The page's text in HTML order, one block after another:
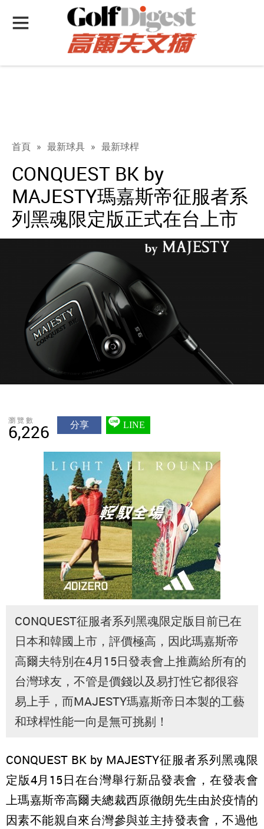
首頁 » 最新球具 » 最新球桿
CONQUEST BK by
MAJESTY瑪嘉斯帝征服者系
列黑魂限定版正式在台上市
瀏覽數
6,226 分享 LINE
CONQUEST征服者系列黑魂限定版目前已在
日本和韓國上市，評價極高，因此瑪嘉斯帝
高爾夫特別在4月15日發表會上推薦給所有的
台灣球友，不管是價錢以及易打性它都很容
易上手，而MAJESTY瑪嘉斯帝日本製的工藝
和球桿性能一向是無可挑剔！
CONQUEST BK by MAJESTY征服者系列黑魂限
定版4月15日在台灣舉行新品發表會，在發表會
上瑪嘉斯帝高爾夫總裁西原徹朗先生由於疫情的
因素不能親自來台灣參與並主持發表會，不過他